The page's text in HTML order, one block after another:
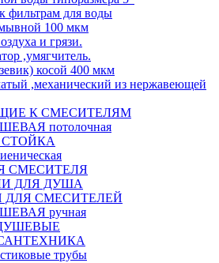
фильтрам для воды
100 мкм
и грязи.
,умягчитель.
косой 400 мкм
,механический из нержавеющей
К СМЕСИТЕЛЯМ
потолочная
СМЕСИТЕЛЯ
ДЛЯ ДУША
ДЛЯ СМЕСИТЕЛЕЙ
ручная
трубы